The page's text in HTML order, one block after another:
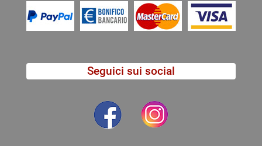
Seguici sui social